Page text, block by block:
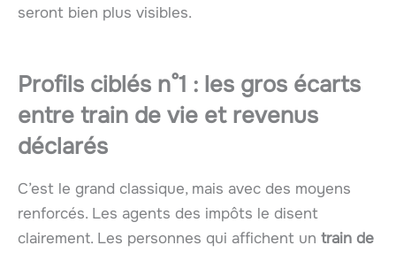
seront bien plus visibles.
Profils ciblés n°1 : les gros écarts
entre train de vie et revenus
déclarés
C’est le grand classique, mais avec des moyens
renforcés. Les agents des impôts le disent
clairement. Les personnes qui affichent un train de